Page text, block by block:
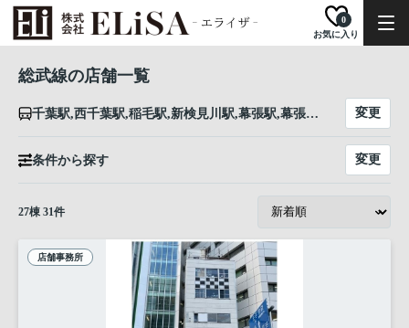
お気に入り
0
総武線の店舗一覧
千葉駅,西千葉駅,稲毛駅,新検見川駅,幕張駅,幕張本郷駅,津田沼駅,東船橋駅,船橋駅,西船橋駅,下総中山駅,本八幡駅,市川駅,小岩駅,新小岩駅,平井駅,亀戸駅,錦糸町駅,両国駅,浅草橋駅,秋葉原駅,御茶ノ水駅,水道橋駅,飯田橋駅,市ケ谷駅,四ツ谷駅,信濃町駅,千駄ケ谷駅,代々木駅,新宿駅,大久保駅,東中野駅,中野駅,高円寺駅,阿佐ケ谷駅,荻窪駅,西荻窪駅,吉祥寺駅,三鷹駅 変更
条件から探す 変更
27棟 31件
店舗事務所